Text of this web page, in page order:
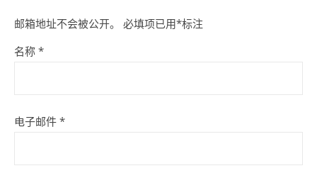
邮箱地址不会被公开。 必填项已用*标注
名称 *
电子邮件 *